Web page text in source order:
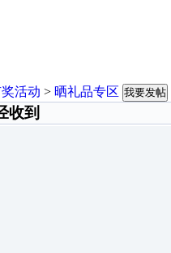
活动 > 晒礼品专区 我要发帖
收到